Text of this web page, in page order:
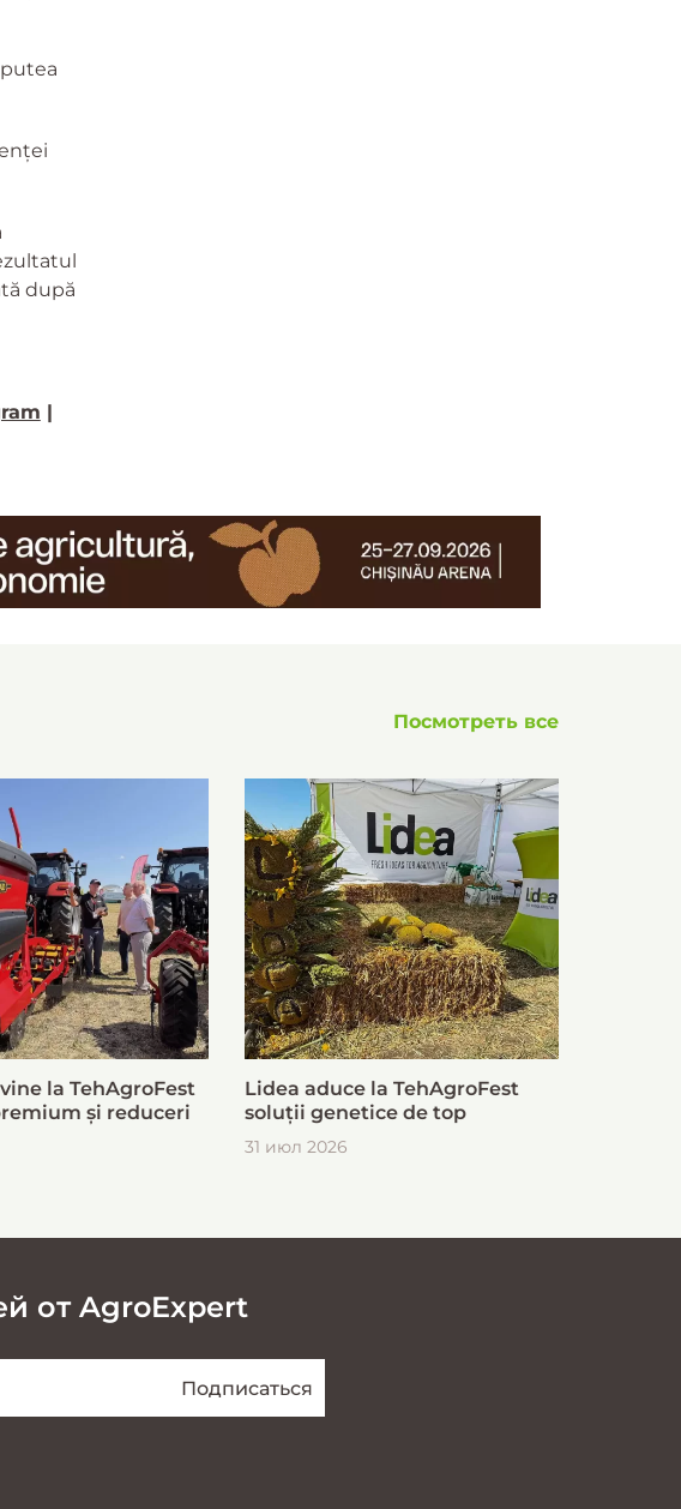
după
Посмотреть все
la TehAgroFest
și reduceri
Lidea aduce la TehAgroFest
soluții genetice de top
31 июл 2026
от AgroExpert